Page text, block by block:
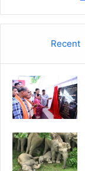
Recent